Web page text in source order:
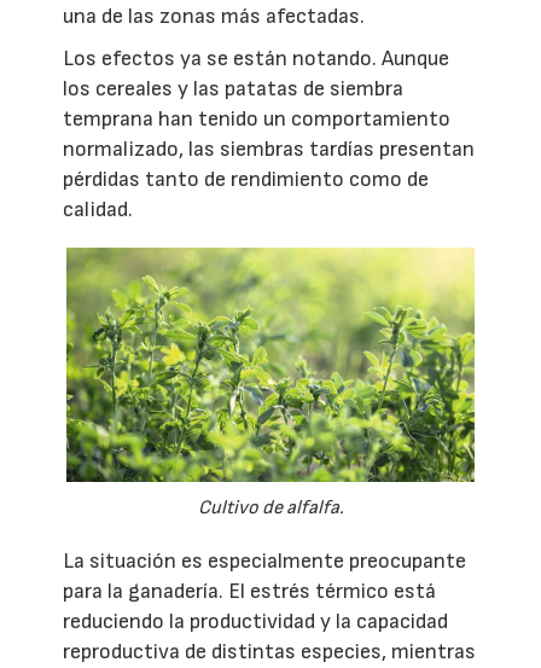
una de las zonas más afectadas.
Los efectos ya se están notando. Aunque
los cereales y las patatas de siembra
temprana han tenido un comportamiento
normalizado, las siembras tardías presentan
pérdidas tanto de rendimiento como de
calidad.
Cultivo de alfalfa.
La situación es especialmente preocupante
para la ganadería. El estrés térmico está
reduciendo la productividad y la capacidad
reproductiva de distintas especies, mientras